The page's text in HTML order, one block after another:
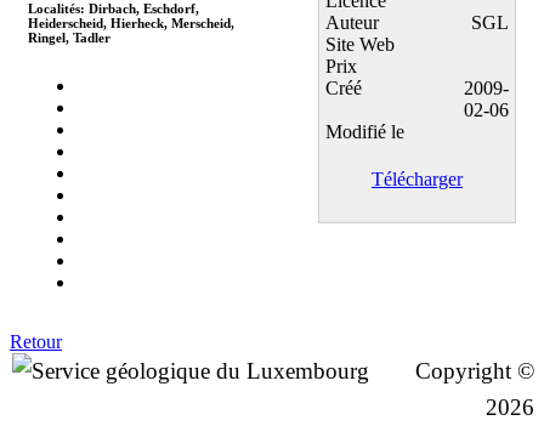
Localités: Dirbach, Eschdorf,
Heiderscheid, Hierheck, Merscheid,
Ringel, Tadler
Auteur
SGL
Site Web
Prix
Créé
2009-
02-06
Modifié le
Télécharger
Retour
Copyright ©
2026